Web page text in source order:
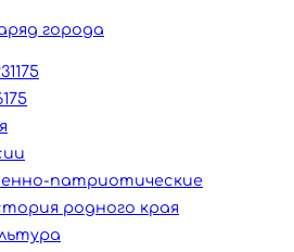
города
патриотические
родного края